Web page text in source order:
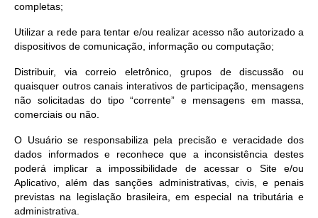
completas;
Utilizar a rede para tentar e/ou realizar acesso não autorizado a
dispositivos de comunicação, informação ou computação;
Distribuir, via correio eletrônico, grupos de discussão ou
quaisquer outros canais interativos de participação, mensagens
não solicitadas do tipo “corrente” e mensagens em massa,
comerciais ou não.
O Usuário se responsabiliza pela precisão e veracidade dos
dados informados e reconhece que a inconsistência destes
poderá implicar a impossibilidade de acessar o Site e/ou
Aplicativo, além das sanções administrativas, civis, e penais
previstas na legislação brasileira, em especial na tributária e
administrativa.